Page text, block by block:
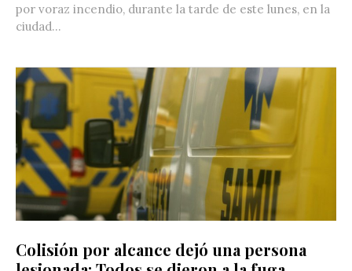
por voraz incendio, durante la tarde de este lunes, en la
ciudad...
Colisión por alcance dejó una persona